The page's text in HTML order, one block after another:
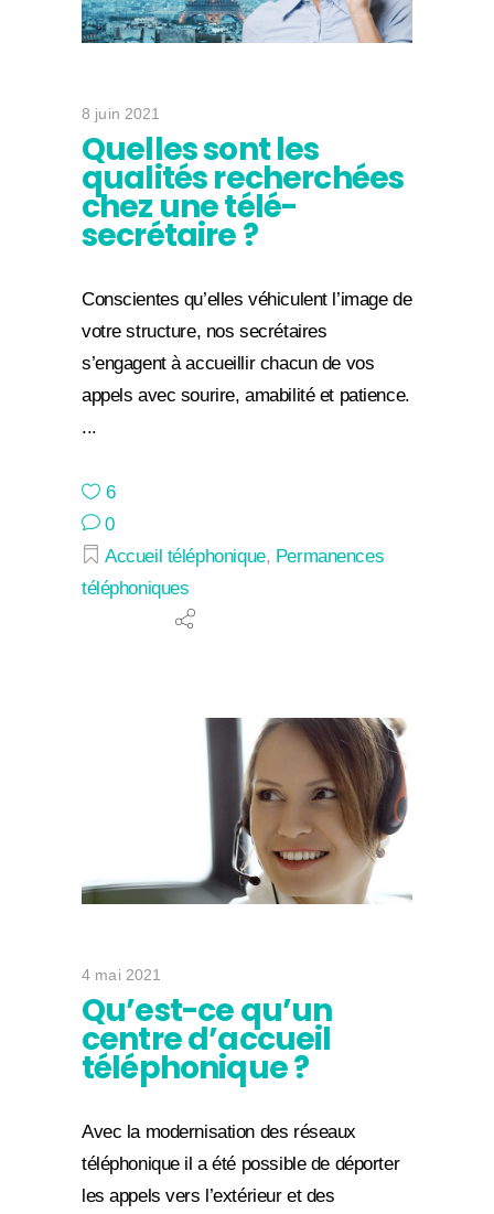
8 juin 2021
Quelles sont les
qualités recherchées
chez une télé-
secrétaire ?
Conscientes qu’elles véhiculent l’image de
votre structure, nos secrétaires
s’engagent à accueillir chacun de vos
appels avec sourire, amabilité et patience.
6
0
Accueil téléphonique, Permanences
téléphoniques
4 mai 2021
Qu’est-ce qu’un
centre d’accueil
téléphonique ?
Avec la modernisation des réseaux
téléphonique il a été possible de déporter
les appels vers l’extérieur et des